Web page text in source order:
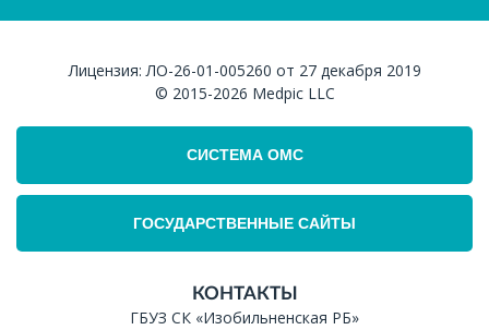
Лицензия:ЛО-26-01-005260 от 27 декабря 2019
© 2015-2026 Medpic LLC
СИСТЕМА ОМС
ГОСУДАРСТВЕННЫЕ САЙТЫ
КОНТАКТЫ
ГБУЗ СК «Изобильненская РБ»